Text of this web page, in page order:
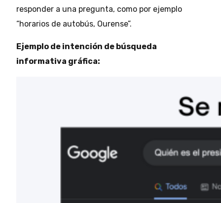
responder a una pregunta, como por ejemplo
“horarios de autobús, Ourense”.
Ejemplo de intención de búsqueda
informativa gráfica: